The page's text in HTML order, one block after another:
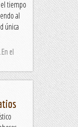
tiempo
al
única
el